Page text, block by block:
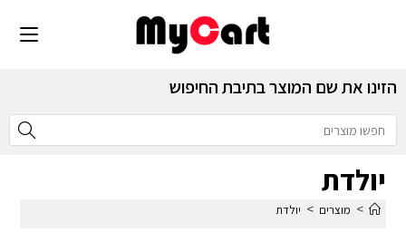
הזינו את שם המוצר בתיבת החיפוש
יולדת
> מוצרים > יולדת